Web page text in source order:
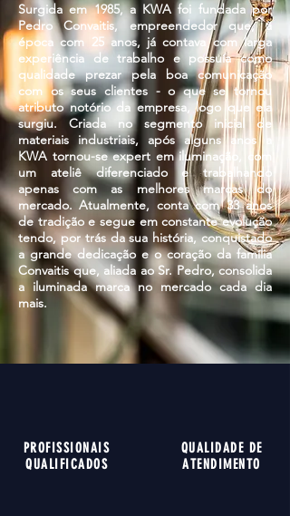
Surgida em 1985, a KWA foi fundada por
Pedro Convaitis, empreendedor que, à
época com 25 anos, já contava com larga
experiência de trabalho e possuía como
qualidade prezar pela boa comunicação
com os seus clientes - o que se tornou
atributo notório da empresa, logo que ela
surgiu. Criada no segmento inicial de
materiais industriais, após alguns anos a
KWA tornou-se expert em iluminação, com
um ateliê diferenciado e trabalhando
apenas com as melhores marcas do
mercado. Atualmente, conta com 33 anos
de tradição e segue em constante evolução
tendo, por trás da sua história, conquistado
a grande dedicação e o coração da família
Convaitis que, aliada ao Sr. Pedro, consolida
a iluminada marca no mercado cada dia
mais.
PROFISSIONAIS
QUALIFICADOS
QUALIDADE DE
ATENDIMENTO